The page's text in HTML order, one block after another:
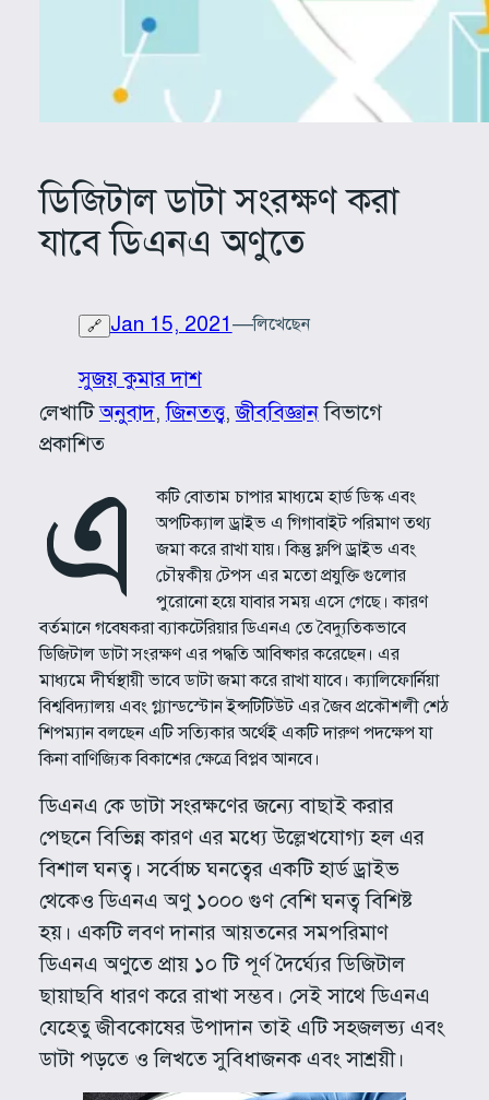
ডিজিটাল ডাটা সংরক্ষণ করা
যাবে ডিএনএ অণুতে
🔗 Jan 15, 2021—লিখেছেন
সুজয় কুমার দাশ
লেখাটিঅনুবাদ, জিনতত্ত্ব, জীববিজ্ঞানবিভাগে
প্রকাশিত
এ
কটি বোতাম চাপার মাধ্যমে হার্ড ডিস্ক এবং
অপটিক্যাল ড্রাইভ এ গিগাবাইট পরিমাণ তথ্য
জমা করে রাখা যায়। কিন্তু ফ্লপি ড্রাইভ এবং
চৌম্বকীয় টেপস এর মতো প্রযুক্তি গুলোর
পুরোনো হয়ে যাবার সময় এসে গেছে। কারণ
বর্তমানে গবেষকরা ব্যাকটেরিয়ার ডিএনএ তে বৈদ্যুতিকভাবে
ডিজিটাল ডাটা সংরক্ষণ এর পদ্ধতি আবিষ্কার করেছেন। এর
মাধ্যমে দীর্ঘস্থায়ী ভাবে ডাটা জমা করে রাখা যাবে। ক্যালিফোর্নিয়া
বিশ্ববিদ্যালয় এবং গ্ল্যান্ডস্টোন ইন্সটিটিউট এর জৈব প্রকৌশলী শেঠ
শিপম্যান বলছেন এটি সত্যিকার অর্থেই একটি দারুণ পদক্ষেপ যা
কিনা বাণিজ্যিক বিকাশের ক্ষেত্রে বিপ্লব আনবে।
ডিএনএ কে ডাটা সংরক্ষণের জন্যে বাছাই করার
পেছনে বিভিন্ন কারণ এর মধ্যে উল্লেখযোগ্য হল এর
বিশাল ঘনত্ব। সর্বোচ্চ ঘনত্বের একটি হার্ড ড্রাইভ
থেকেও ডিএনএ অণু ১০০০ গুণ বেশি ঘনত্ব বিশিষ্ট
হয়। একটি লবণ দানার আয়তনের সমপরিমাণ
ডিএনএ অণুতে প্রায় ১০ টি পূর্ণ দৈর্ঘ্যের ডিজিটাল
ছায়াছবি ধারণ করে রাখা সম্ভব। সেই সাথে ডিএনএ
যেহেতু জীবকোষের উপাদান তাই এটি সহজলভ্য এবং
ডাটা পড়তে ও লিখতে সুবিধাজনক এবং সাশ্রয়ী।